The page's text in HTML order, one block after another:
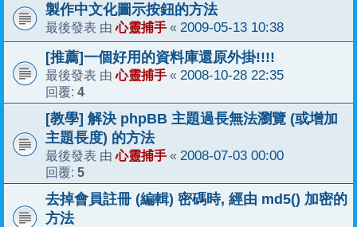
製作中文化圖示按鈕的方法
最後發表 由心靈捕手 « 2009-05-13 10:38
[推薦]一個好用的資料庫還原外掛!!!!
最後發表 由心靈捕手 « 2008-10-28 22:35
回覆: 4
[教學] 解決 phpBB 主題過長無法瀏覽 (或增加
主題長度) 的方法
最後發表 由心靈捕手 « 2008-07-03 00:00
回覆: 5
去掉會員註冊 (編輯) 密碼時, 經由 md5() 加密的
方法